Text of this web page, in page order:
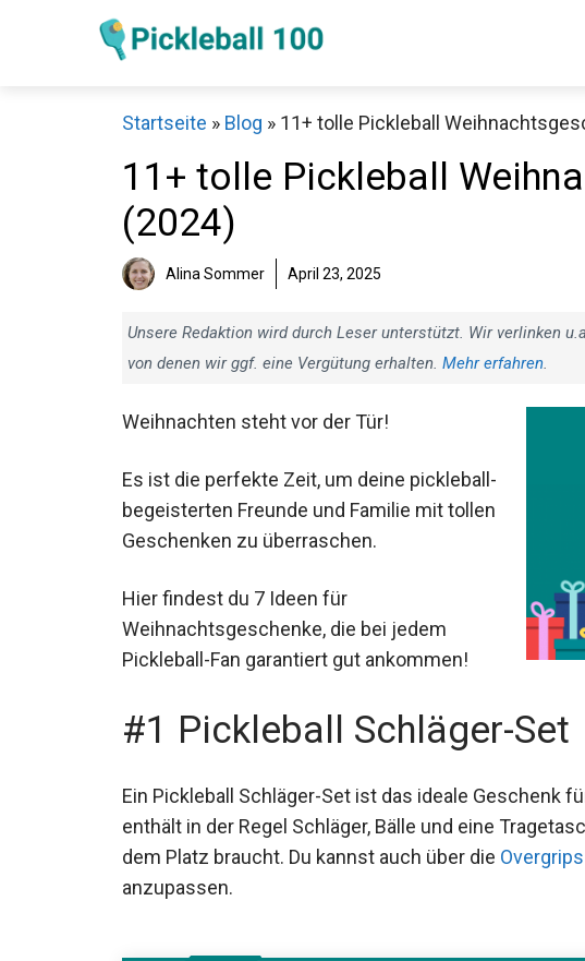
Startseite » Blog » 11+ tolle Pickleball
11+ tolle Pickleball
(2024)
Alina Sommer April 23, 2025
Unsere Redaktion wird durch Leser unterstützt. Wir verlinken
von denen wir ggf. eine Vergütung erhalten. Mehr erfahren.
Weihnachten steht vor der Tür!
Es ist die perfekte Zeit, um deine pickleball-
begeisterten Freunde und Familie mit tollen
Geschenken zu überraschen.
Hier findest du 7 Ideen für
Weihnachtsgeschenke, die bei jedem
Pickleball-Fan garantiert gut ankommen!
#1 Pickleball Schläger-Set
Ein Pickleball Schläger-Set ist das ideale Geschenk
enthält in der Regel Schläger, Bälle und eine
dem Platz braucht. Du kannst auch über die Overgrips
anzupassen.
Schaue dir